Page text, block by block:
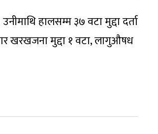
हालसम्म ३७ वटा मुद्दा दर्ता
खरखजना मुद्दा १ वटा, लागुऔषध